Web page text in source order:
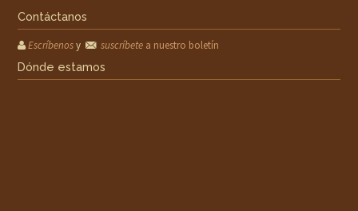
Contáctanos
Escríbenosy suscríbetea nuestro boletín
Dónde estamos